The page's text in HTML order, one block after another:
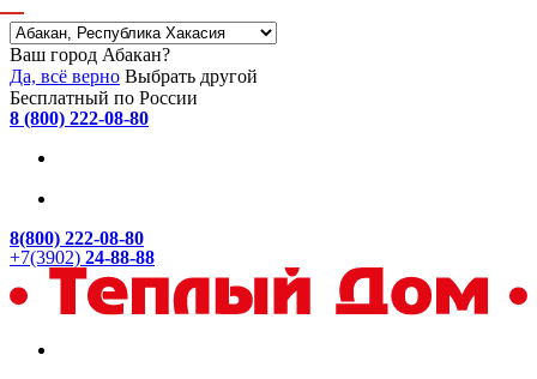
Ваш город Абакан?
Да, всё верно Выбрать другой
Бесплатный по России
8 (800) 222-08-80
8(800) 222-08-80
+7(3902) 24-88-88